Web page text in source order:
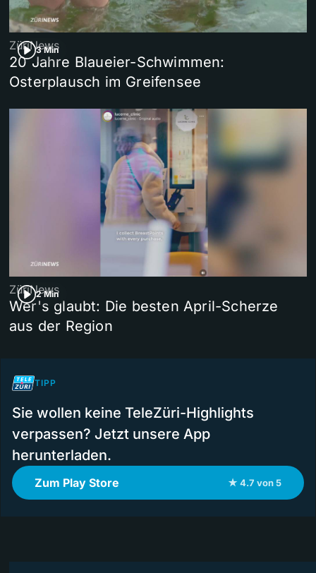
3 Min
ZüriNews
20 Jahre Blaueier-Schwimmen:
Osterplausch im Greifensee
2 Min
ZüriNews
Wer's glaubt: Die besten April-Scherze
aus der Region
TIPP
Sie wollen keine TeleZüri-Highlights
verpassen? Jetzt unsere App
herunterladen.
Zum Play Store ★ 4.7 von 5